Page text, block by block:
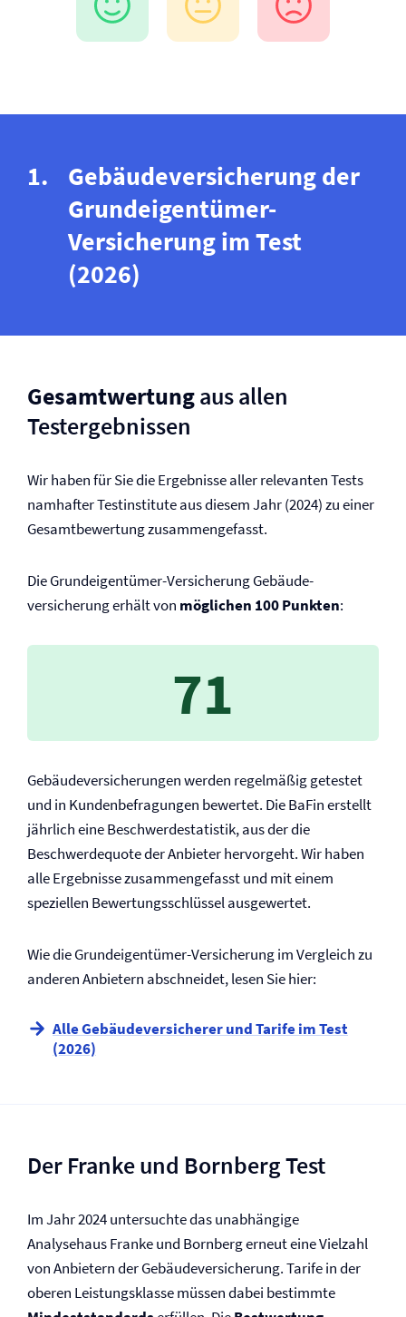
Gebäude­versicherung der
Grundeigentümer-
Versicherung im Test
(2026)
Gesamtwertungaus allen
Testergebnissen
Wir haben für Sie die Ergebnisse aller relevanten Tests
namhafter Testinstitute aus diesem Jahr (2024) zu einer
Gesamtbewertung zusammengefasst.
Die Grundeigentümer-Versicherung Gebäude­
versicherung erhält von möglichen 100 Punkten:
71
Gebäude­versicherungen werden regelmäßig getestet
und in Kundenbefragungen bewertet. Die BaFin erstellt
jährlich eine Beschwerdestatistik, aus der die
Beschwerdequote der Anbieter hervorgeht. Wir haben
alle Ergebnisse zusammengefasst und mit einem
speziellen Bewertungsschlüssel ausgewertet.
Wie die Grundeigentümer-Versicherung im Vergleich zu
anderen Anbietern abschneidet, lesen Sie hier:
Alle Gebäude­versicherer und Tarife im Test
(2026)
Der Franke und Bornberg Test
Im Jahr 2024 untersuchte das unabhängige
Analysehaus Franke und Bornberg erneut eine Vielzahl
von Anbietern der Gebäude­versicherung. Tarife in der
oberen Leistungsklasse müssen dabei bestimmte